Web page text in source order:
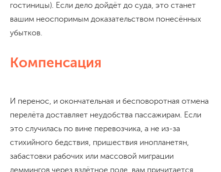
гостиницы). Если дело дойдёт до суда, это станет
вашим неоспоримым доказательством понесённых
убытков.
Компенсация
И перенос, и окончательная и бесповоротная отмена
перелёта доставляет неудобства пассажирам. Если
это случилась по вине перевозчика, а не из-за
стихийного бедствия, пришествия инопланетян,
забастовки рабочих или массовой миграции
леммингов через взлётное поле, вам причитается